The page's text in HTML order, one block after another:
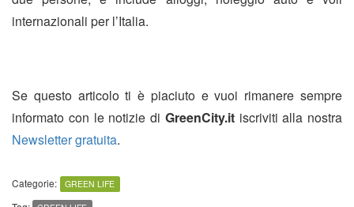
internazionali per l’Italia.
Se questo articolo ti è piaciuto e vuoi rimanere sempre
informato con le notizie di GreenCity.itiscriviti alla nostra
Newsletter gratuita.
Categorie: GREEN LIFE